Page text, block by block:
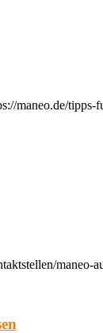
maneo.de/
maneo-